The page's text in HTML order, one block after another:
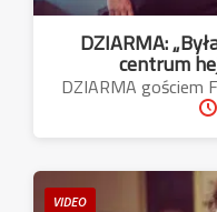
DZIARMA:
centrum
DZIARMA gościem
VIDEO